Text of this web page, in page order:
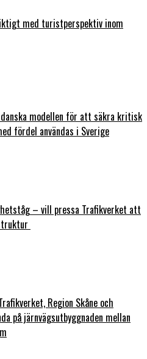
med turistperspektiv inom
danska modellen för att säkra kritisk
fördel användas i Sverige
– vill pressa Trafikverket att
Region Skåne och
på järnvägsutbyggnaden mellan